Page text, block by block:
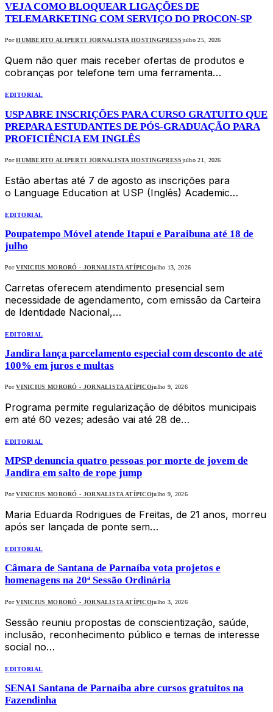
VEJA COMO BLOQUEAR LIGAÇÕES DE
TELEMARKETING COM SERVIÇO DO PROCON-SP
Por HUMBERTO ALIPERTI JORNALISTA HOSTINGPRESSjulho 25, 2026
Quem não quer mais receber ofertas de produtos e
cobranças por telefone tem uma ferramenta…
EDITORIAL
USP ABRE INSCRIÇÕES PARA CURSO GRATUITO QUE
PREPARA ESTUDANTES DE PÓS-GRADUAÇÃO PARA
PROFICIÊNCIA EM INGLÊS
Por HUMBERTO ALIPERTI JORNALISTA HOSTINGPRESSjulho 21, 2026
Estão abertas até 7 de agosto as inscrições para
o Language Education at USP (Inglês) Academic…
EDITORIAL
Poupatempo Móvel atende Itapuí e Paraibuna até 18 de
julho
Por VINICIUS MORORÓ - JORNALISTA ATÍPICOjulho 13, 2026
Carretas oferecem atendimento presencial sem
necessidade de agendamento, com emissão da Carteira
de Identidade Nacional,…
EDITORIAL
Jandira lança parcelamento especial com desconto de até
100% em juros e multas
Por VINICIUS MORORÓ - JORNALISTA ATÍPICOjulho 9, 2026
Programa permite regularização de débitos municipais
em até 60 vezes; adesão vai até 28 de…
EDITORIAL
MPSP denuncia quatro pessoas por morte de jovem de
Jandira em salto de rope jump
Por VINICIUS MORORÓ - JORNALISTA ATÍPICOjulho 9, 2026
Maria Eduarda Rodrigues de Freitas, de 21 anos, morreu
após ser lançada de ponte sem…
EDITORIAL
Câmara de Santana de Parnaíba vota projetos e
homenagens na 20ª Sessão Ordinária
Por VINICIUS MORORÓ - JORNALISTA ATÍPICOjulho 3, 2026
Sessão reuniu propostas de conscientização, saúde,
inclusão, reconhecimento público e temas de interesse
social no…
EDITORIAL
SENAI Santana de Parnaíba abre cursos gratuitos na
Fazendinha